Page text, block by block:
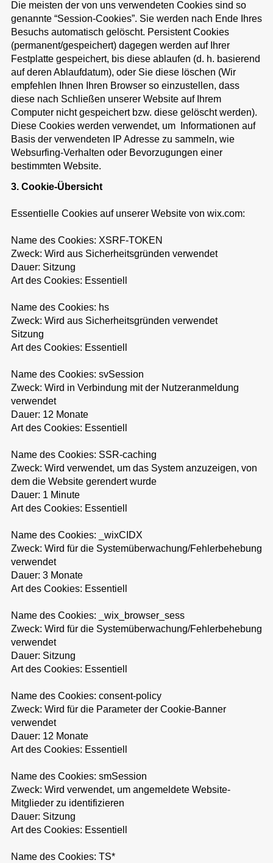
Die meisten der von uns verwendeten Cookies sind so
genannte “Session-Cookies”. Sie werden nach Ende Ihres
Besuchs automatisch gelöscht. Persistent Cookies
(permanent/gespeichert) dagegen werden auf Ihrer
Festplatte gespeichert, bis diese ablaufen (d. h. basierend
auf deren Ablaufdatum), oder Sie diese löschen (Wir
empfehlen Ihnen Ihren Browser so einzustellen, dass
diese nach Schließen unserer Website auf Ihrem
Computer nicht gespeichert bzw. diese gelöscht werden).
Diese Cookies werden verwendet, um Informationen auf
Basis der verwendeten IP Adresse zu sammeln, wie
Websurfing-Verhalten oder Bevorzugungen einer
bestimmten Website.
3. Cookie-Übersicht
Essentielle Cookies auf unserer Website von wix.com:
Name des Cookies: XSRF-TOKEN
Zweck: Wird aus Sicherheitsgründen verwendet
Dauer: Sitzung
Art des Cookies: Essentiell
Name des Cookies: hs
Zweck: Wird aus Sicherheitsgründen verwendet
Sitzung
Art des Cookies: Essentiell
Name des Cookies: svSession
Zweck: Wird in Verbindung mit der Nutzeranmeldung
verwendet
Dauer: 12 Monate
Art des Cookies: Essentiell
Name des Cookies: SSR-caching
Zweck: Wird verwendet, um das System anzuzeigen, von
dem die Website gerendert wurde
Dauer: 1 Minute
Art des Cookies: Essentiell
Name des Cookies: _wixCIDX
Zweck: Wird für die Systemüberwachung/Fehlerbehebung
verwendet
Dauer: 3 Monate
Art des Cookies: Essentiell
Name des Cookies: _wix_browser_sess
Zweck: Wird für die Systemüberwachung/Fehlerbehebung
verwendet
Dauer: Sitzung
Art des Cookies: Essentiell
Name des Cookies: consent-policy
Zweck: Wird für die Parameter der Cookie-Banner
verwendet
Dauer: 12 Monate
Art des Cookies: Essentiell
Name des Cookies: smSession
Zweck: Wird verwendet, um angemeldete Website-
Mitglieder zu identifizieren
Dauer: Sitzung
Art des Cookies: Essentiell
Name des Cookies: TS*